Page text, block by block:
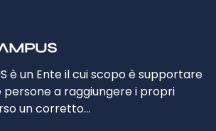
è un Ente il cui scopo è supportare
a raggiungere i propri
un corretto…